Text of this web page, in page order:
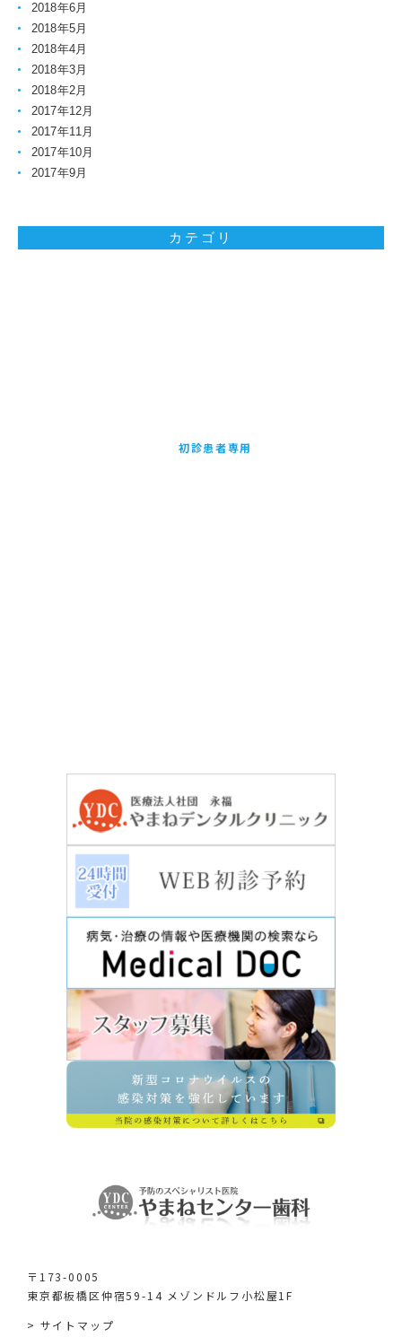
2018年6月
2018年5月
2018年4月
2018年3月
2018年2月
2017年12月
2017年11月
2017年10月
2017年9月
カテゴリ
初診患者専用
〒173-0005
東京都板橋区仲宿59-14 メゾンドルフ小松屋1F
> サイトマップ